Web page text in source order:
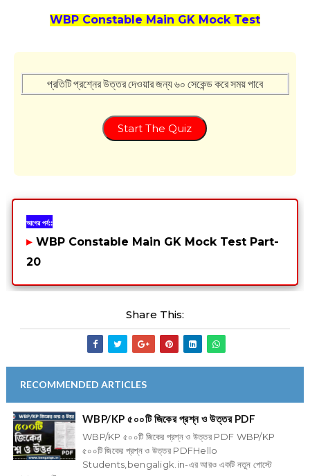
WBP Constable Main GK Mock Test
প্রতিটি প্রশ্নের উত্তর দেওয়ার জন্য ৬০ সেকেন্ড করে সময় পাবে
Start The Quiz
আগের পর্ব::
▸ WBP Constable Main GK Mock Test Part-
20
Share This:
RECOMMENDED ARTICLES
WBP/KP ৫০০টি জিকের প্রশ্ন ও উত্তর PDF
WBP/KP ৫০০টি জিকের প্রশ্ন ও উত্তর PDF WBP/KP
৫০০টি জিকের প্রশ্ন ও উত্তর PDFHello
Students,bengaligk.in-এর আরও একটি নতুন পোস্টে